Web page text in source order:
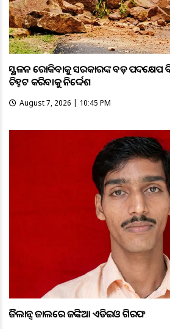
ଭୂସ୍ଖଳନ ରୋକିବାକୁ ସରକାରଙ୍କ ବଡ଼ ପଦକ୍ଷେପ
ଚିହ୍ନଟ କରିବାକୁ ନିର୍ଦ୍ଦେଶ
August 7, 2026 | 10:45 PM
ଭିଜିଲାନ୍ସ ଜାଲରେ ଜଙ୍କିଆ ଏଡିଇଓ ଗିରଫ